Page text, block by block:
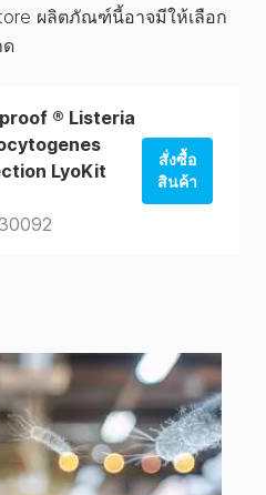
ผลิตภัณฑ์นี้อาจมีให้เลือก
® Listeria
LyoKit
สั่งซื้อ
สินค้า